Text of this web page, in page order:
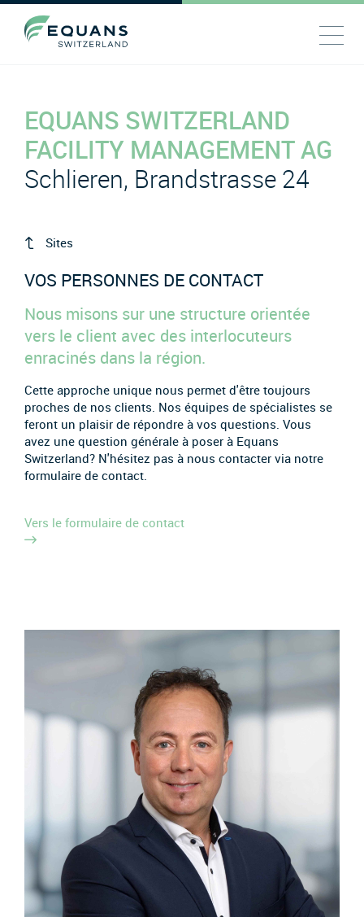
EQUANS SWITZERLAND
FACILITY MANAGEMENT AG
Schlieren, Brandstrasse 24
Sites
VOS PERSONNES DE CONTACT
Nous misons sur une structure orientée
vers le client avec des interlocuteurs
enracinés dans la région.
Cette approche unique nous permet d'être toujours
proches de nos clients. Nos équipes de spécialistes se
feront un plaisir de répondre à vos questions. Vous
avez une question générale à poser à Equans
Switzerland? N'hésitez pas à nous contacter via notre
formulaire de contact.
Vers le formulaire de contact